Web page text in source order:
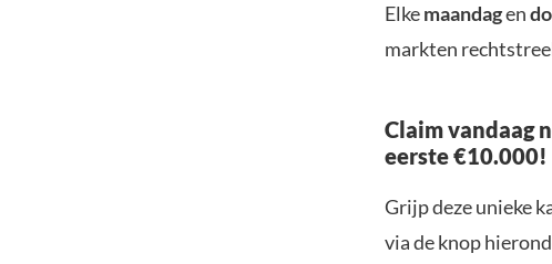
Elkemaandagen
markten
Claim vandaag
eerste €10.000!
Grijp deze unieke
via de knop